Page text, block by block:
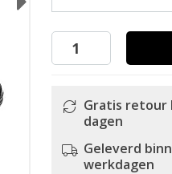
Gratis retour
dagen
Geleverd
werkdagen